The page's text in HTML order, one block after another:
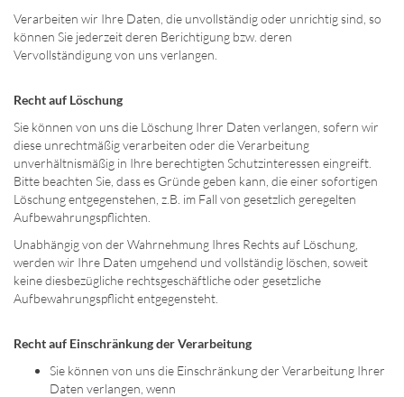
Verarbeiten wir Ihre Daten, die unvollständig oder unrichtig sind, so
können Sie jederzeit deren Berichtigung bzw. deren
Vervollständigung von uns verlangen.
Recht auf Löschung
Sie können von uns die Löschung Ihrer Daten verlangen, sofern wir
diese unrechtmäßig verarbeiten oder die Verarbeitung
unverhältnismäßig in Ihre berechtigten Schutzinteressen eingreift.
Bitte beachten Sie, dass es Gründe geben kann, die einer sofortigen
Löschung entgegenstehen, z.B. im Fall von gesetzlich geregelten
Aufbewahrungspflichten.
Unabhängig von der Wahrnehmung Ihres Rechts auf Löschung,
werden wir Ihre Daten umgehend und vollständig löschen, soweit
keine diesbezügliche rechtsgeschäftliche oder gesetzliche
Aufbewahrungspflicht entgegensteht.
Recht auf Einschränkung der Verarbeitung
Sie können von uns die Einschränkung der Verarbeitung Ihrer
Daten verlangen, wenn